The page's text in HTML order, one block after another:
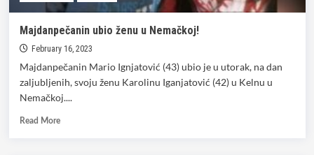
Majdanpečanin ubio ženu u Nemačkoj!
February 16, 2023
Majdanpečanin Mario Ignjatović (43) ubio je u utorak, na dan
zaljubljenih, svoju ženu Karolinu Iganjatović (42) u Kelnu u
Nemačkoj....
Read MoreRead